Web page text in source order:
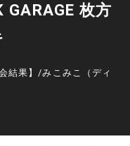
GARAGE 枚方
会結果】/みこみこ（ディ